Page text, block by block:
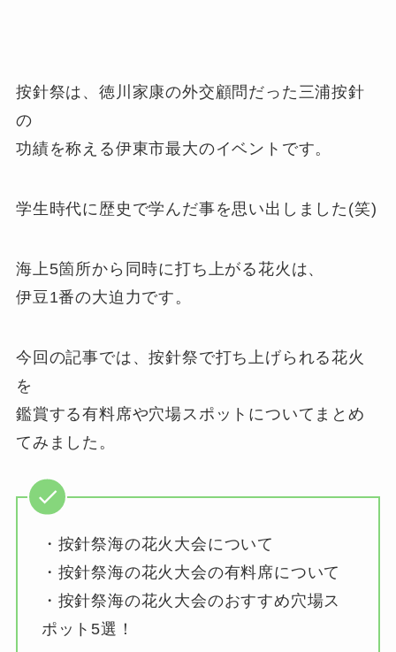
按針祭は、徳川家康の外交顧問だった三浦按針
の
功績を称える伊東市最大のイベントです。
学生時代に歴史で学んだ事を思い出しました(笑)
海上5箇所から同時に打ち上がる花火は、
伊豆1番の大迫力です。
今回の記事では、按針祭で打ち上げられる花火
を
鑑賞する有料席や穴場スポットについてまとめ
てみました。
・按針祭海の花火大会について
・按針祭海の花火大会の有料席について
・按針祭海の花火大会のおすすめ穴場ス
ポット5選！